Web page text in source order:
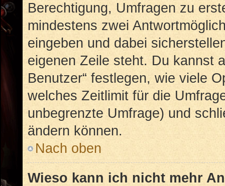
Berechtigung, Umfragen zu
mindestens zwei
eingeben und dabei
eigenen Zeile steht. Du kannst
Benutzer“ festlegen, wie viele
welches Zeitlimit für die
unbegrenzte Umfrage) und
ändern können.
Nach oben
Wieso kann ich nicht mehr